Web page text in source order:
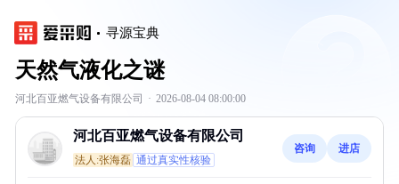
寻源宝典
天然气液化之谜
河北百亚燃气设备有限公司 · 2026-08-04 08:00:00
河北百亚燃气设备有限公司
法人:张海磊 通过真实性核验
咨询 进店